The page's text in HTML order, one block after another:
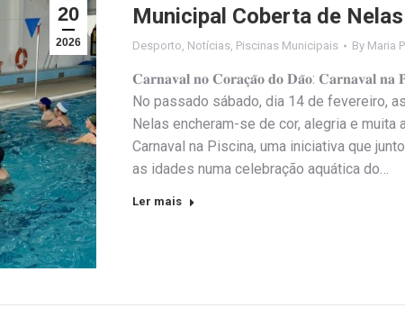
20
2026
Municipal Coberta de Nelas
Desporto, Notícias, Piscinas Municipais By Maria
𝐂𝐚𝐫𝐧𝐚𝐯𝐚𝐥 𝐧𝐨 𝐂𝐨𝐫𝐚𝐜̧𝐚̃𝐨 𝐝𝐨 𝐃𝐚̃𝐨: 𝐂𝐚𝐫𝐧𝐚𝐯𝐚𝐥 𝐧𝐚
No passado sábado, dia 14 de fevereiro,
Nelas encheram-se de cor, alegria e muita
Carnaval na Piscina, uma iniciativa que
as idades numa celebração aquática do…
Ler mais